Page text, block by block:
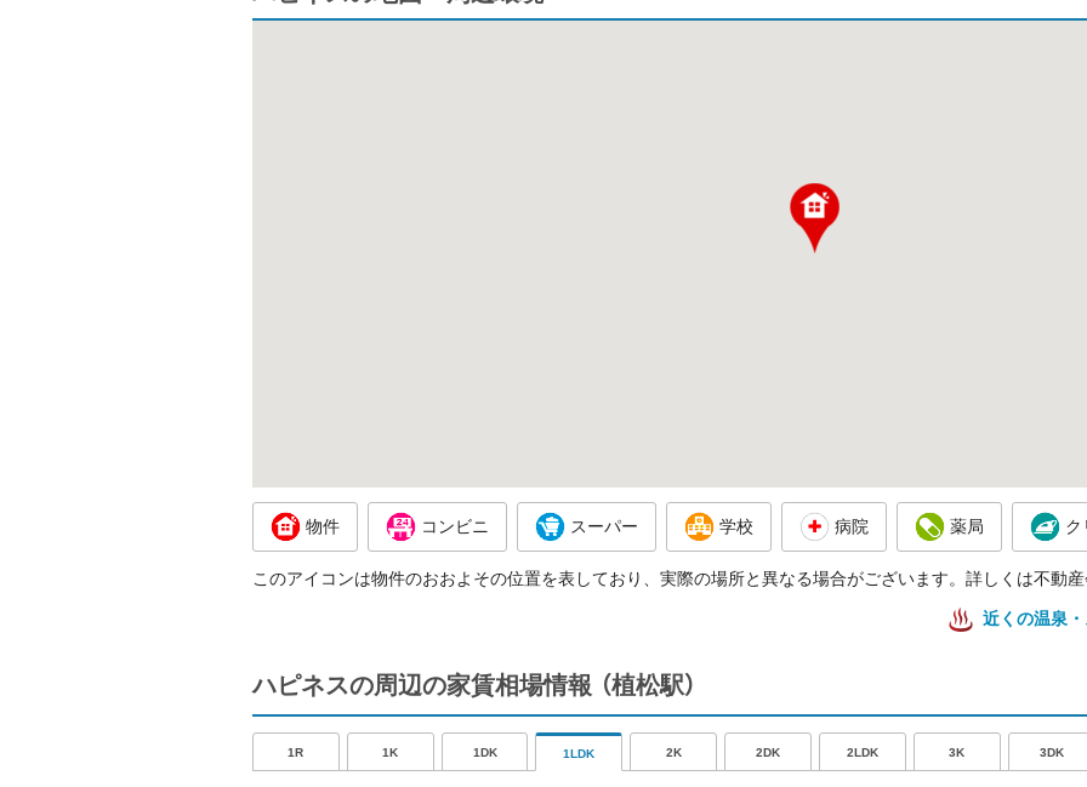
物件 コンビニ スーパー 学校 病院 薬局 ク
このアイコンは物件のおおよその位置を表しており、実際の場所と異なる場合がございます。詳しくは不動産
近くの温泉
ハピネスの周辺の家賃相場情報 （植松駅）
1R 1K 1DK 1LDK 2K 2DK 2LDK 3K 3DK